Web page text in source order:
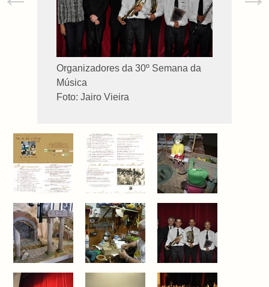
Organizadores da 30º Semana da
Música
Foto: Jairo Vieira